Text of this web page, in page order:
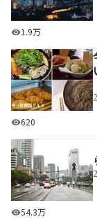
明洞観光ガイド
1.9万
今っぽ韓国グル
620
【旅行日数別】
54.3万